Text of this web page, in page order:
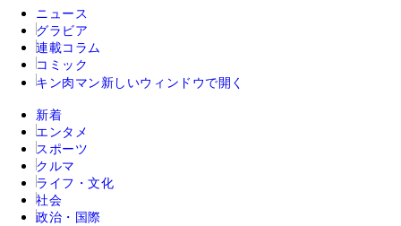
ニュース
グラビア
連載コラム
コミック
キン肉マン 新しいウィンドウで開く
新着
エンタメ
スポーツ
クルマ
ライフ・文化
社会
政治・国際